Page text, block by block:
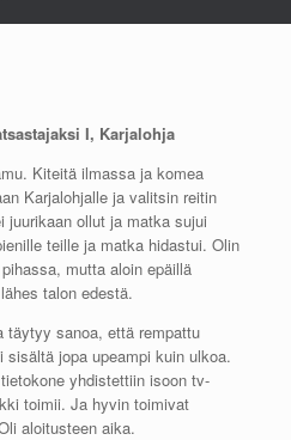
I, Karjalohja
Kiteitä ilmassa ja komea
Karjalohjalle ja valitsin reitin
juurikaan ollut ja matka sujui
teille ja matka hidastui. Olin
mutta aloin epäillä
talon edestä.
täytyy sanoa, että rempattu
jopa upeampi kuin ulkoa.
yhdistettiin isoon tv-
toimii. Ja hyvin toimivat
aloitusteen aika.